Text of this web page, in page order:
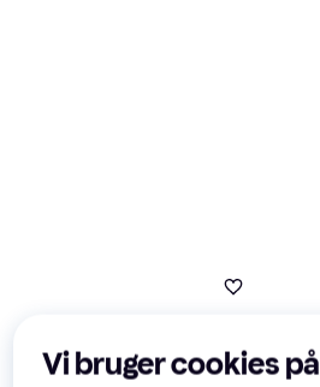
Vi bruger cookies på